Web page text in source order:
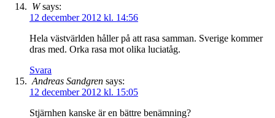
W says:
12 december 2012 kl. 14:56
Hela västvärlden håller på att rasa samman. Sverige kommer
dras med. Orka rasa mot olika luciatåg.
Svara
Andreas Sandgren says:
12 december 2012 kl. 15:05
Stjärnhen kanske är en bättre benämning?